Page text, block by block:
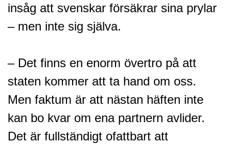
insåg att svenskar försäkrar sina prylar
– men inte sig själva.
– Det finns en enorm övertro på att
staten kommer att ta hand om oss.
Men faktum är att nästan häften inte
kan bo kvar om ena partnern avlider.
Det är fullständigt ofattbart att